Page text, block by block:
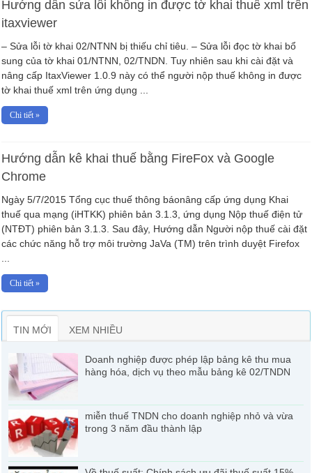
Hướng dẫn sửa lỗi không in được tờ khai thuế xml trên
itaxviewer
– Sửa lỗi tờ khai 02/NTNN bị thiếu chỉ tiêu. – Sửa lỗi đọc tờ khai bổ
sung của tờ khai 01/NTNN, 02/TNDN. Tuy nhiên sau khi cài đặt và
nâng cấp ItaxViewer 1.0.9 này có thể người nộp thuế không in được
tờ khai thuế xml trên ứng dụng ...
Chi tiết »
Hướng dẫn kê khai thuế bằng FireFox và Google
Chrome
Ngày 5/7/2015 Tổng cục thuế thông báonâng cấp ứng dụng Khai
thuế qua mạng (iHTKK) phiên bản 3.1.3, ứng dụng Nộp thuế điện tử
(NTĐT) phiên bản 3.1.3. Sau đây, Hướng dẫn Người nộp thuế cài đặt
các chức năng hỗ trợ môi trường JaVa (TM) trên trình duyệt Firefox
Chi tiết »
TIN MỚI XEM NHIỀU
Doanh nghiệp được phép lập bảng kê thu mua
hàng hóa, dịch vụ theo mẫu bảng kê 02/TNDN
miễn thuế TNDN cho doanh nghiệp nhỏ và vừa
trong 3 năm đầu thành lập